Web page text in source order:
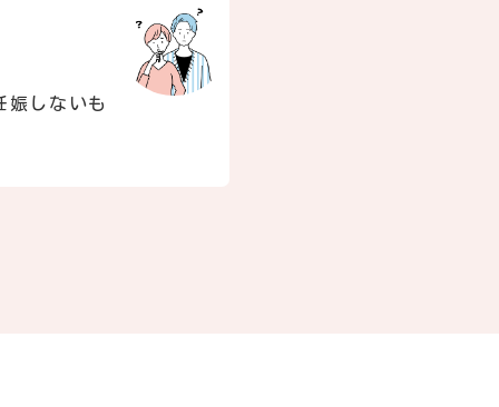
娠しないも